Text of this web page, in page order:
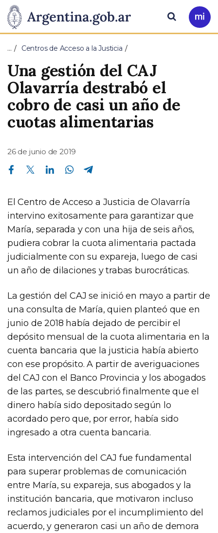
Presidencia
de
la
Nación
Pasar al contenido principal
Ir
a
Buscar
… Centros de Acceso a la Justicia
Una gestión del CAJ
Olavarría destrabó el
cobro de casi un año de
cuotas alimentarias
26 de junio de 2019
Compartir en Facebook Compartir en Twitter Compartir en Linkedin Compartir en Whatsapp
El Centro de Acceso a Justicia de Olavarría
intervino exitosamente para garantizar que
María, separada y con una hija de seis años,
pudiera cobrar la cuota alimentaria pactada
judicialmente con su expareja, luego de casi
un año de dilaciones y trabas burocráticas.
La gestión del CAJ se inició en mayo a partir de
una consulta de María, quien planteó que en
junio de 2018 había dejado de percibir el
depósito mensual de la cuota alimentaria en la
cuenta bancaria que la justicia había abierto
con ese propósito. A partir de averiguaciones
del CAJ con el Banco Provincia y los abogados
de las partes, se descubrió finalmente que el
dinero había sido depositado según lo
acordado pero que, por error, había sido
ingresado a otra cuenta bancaria.
Esta intervención del CAJ fue fundamental
para superar problemas de comunicación
entre María, su expareja, sus abogados y la
institución bancaria, que motivaron incluso
reclamos judiciales por el incumplimiento del
acuerdo, y generaron casi un año de demora